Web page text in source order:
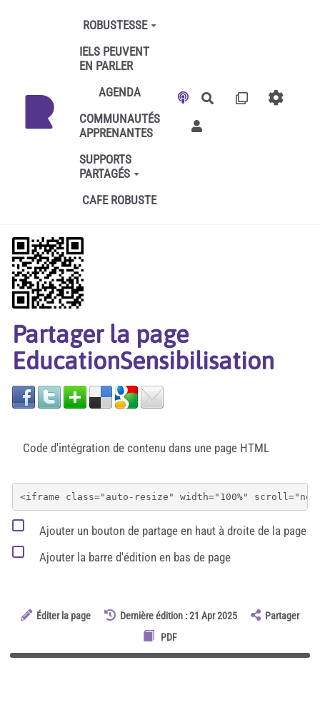
Aller au contenu principal
ROBUSTESSE
IELS PEUVENT
EN PARLER
AGENDA
COMMUNAUTÉS
APPRENANTES
SUPPORTS
PARTAGÉS
CAFE ROBUSTE
Rechercher
Partager la page
EducationSensibilisation
Code d'intégration de contenu dans une page HTML
Ajouter un bouton de partage en haut à droite de la page
Ajouter la barre d'édition en bas de page
Éditer la page Dernière édition : 21 Apr 2025
Partager
PDF